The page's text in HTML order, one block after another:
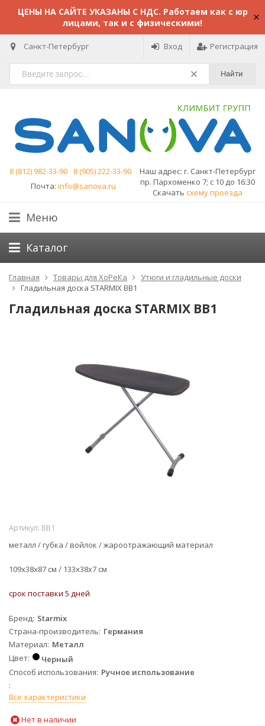
ЦЕНЫ НА САЙТЕ УКАЗАНЫ С НДС. Работаем как с юр
лицами, так и с физическими!
Санкт-Петербург Вход Регистрация
Найти
8 (812) 982-33-90
8 (905) 222-33-90
Почта: info@sanova.ru
Наш адрес: г. Санкт-Петербург
пр. Пархоменко 7; с 10 до 16:30
Скачать схему проезда
Меню
Каталог
Главная Товары для ХоРеКа
Утюги и гладильные доски
Гладильная доска STARMIX BB1
Гладильная доска STARMIX BB1
Артикул: BB1
металл / губка / войлок /жароотражающий материал
109х38х87 см / 133х38х7 см
срок поставки 5 дней
Бренд Starmix
Страна-производитель Германия
Материал Металл
Цвет
Черный
Способ использования Ручное использование
Все характеристики
Нет в наличии